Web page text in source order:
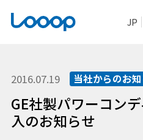
JP
2016.07.19 当社からのお
GE社製パワーコン
入のお知らせ